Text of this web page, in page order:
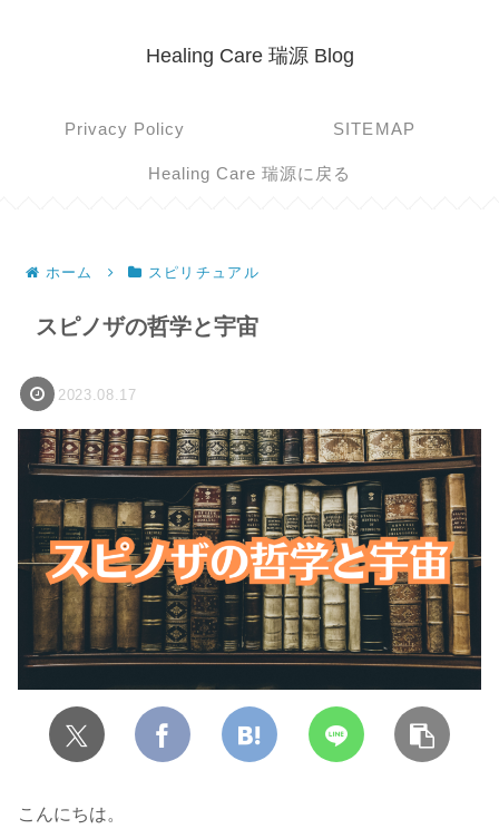
Healing Care 瑞源 Blog
Privacy Policy SITEMAP
Healing Care 瑞源に戻る
ホーム スピリチュアル
スピノザの哲学と宇宙
2023.08.17
こんにちは。